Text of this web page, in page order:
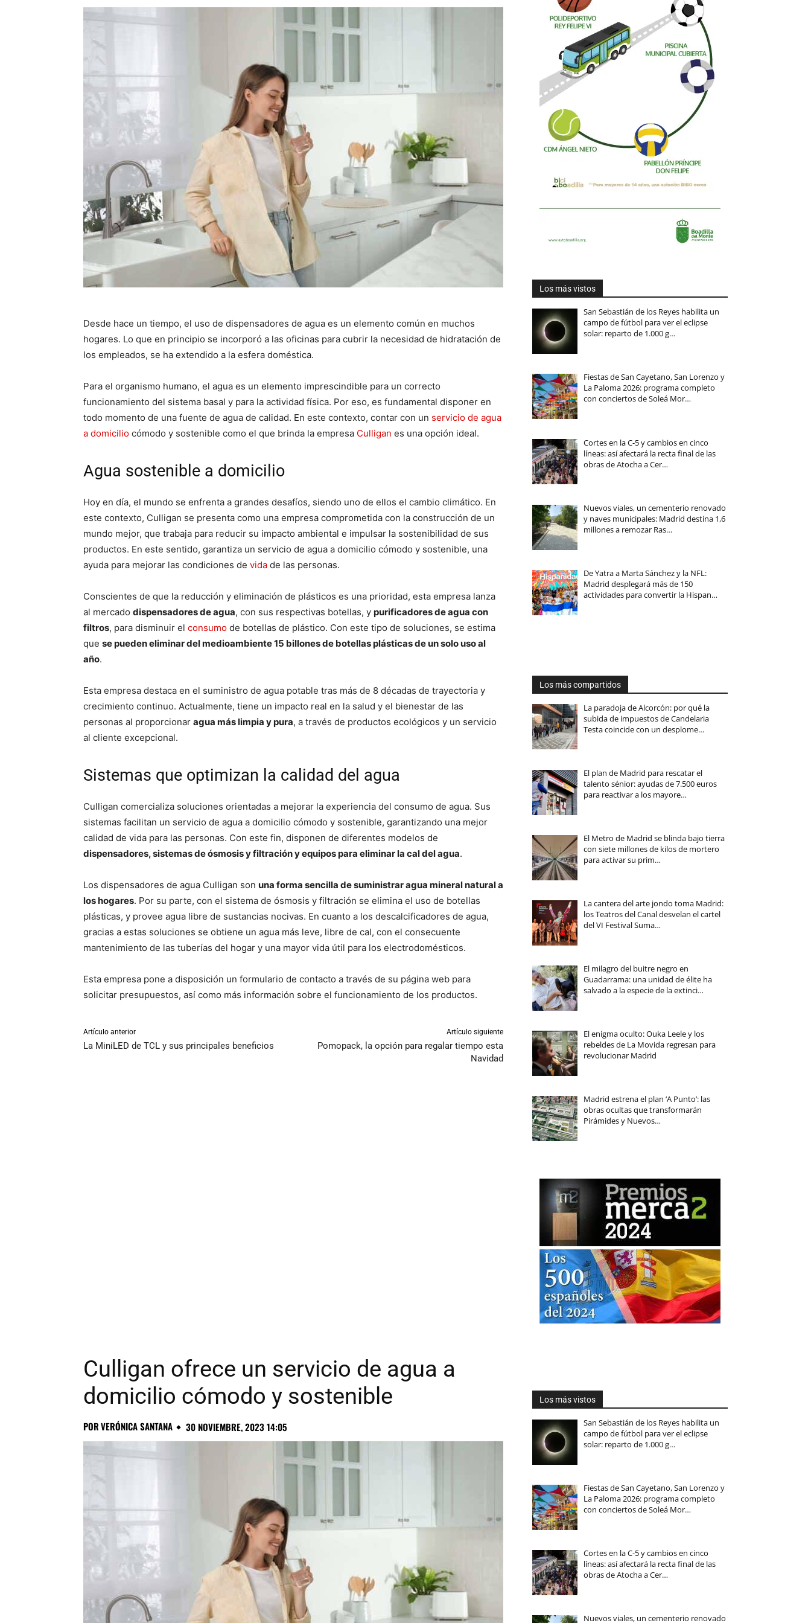
Desde hace un tiempo, el uso de dispensadores de agua es un elemento común en muchos
hogares. Lo que en principio se incorporó a las oficinas para cubrir la necesidad de hidratación de
los empleados, se ha extendido a la esfera doméstica.
Para el organismo humano, el agua es un elemento imprescindible para un correcto
funcionamiento del sistema basal y para la actividad física. Por eso, es fundamental disponer en
todo momento de una fuente de agua de calidad. En este contexto, contar con un servicio de agua
a domicilio cómodo y sostenible como el que brinda la empresa Culligan es una opción ideal.
Agua sostenible a domicilio
Hoy en día, el mundo se enfrenta a grandes desafíos, siendo uno de ellos el cambio climático. En
este contexto, Culligan se presenta como una empresa comprometida con la construcción de un
mundo mejor, que trabaja para reducir su impacto ambiental e impulsar la sostenibilidad de sus
productos. En este sentido, garantiza un servicio de agua a domicilio cómodo y sostenible, una
ayuda para mejorar las condiciones de vida de las personas.
Conscientes de que la reducción y eliminación de plásticos es una prioridad, esta empresa lanza
al mercado dispensadores de agua, con sus respectivas botellas, y purificadores de agua con
filtros, para disminuir el consumo de botellas de plástico. Con este tipo de soluciones, se estima
que se pueden eliminar del medioambiente 15 billones de botellas plásticas de un solo uso al
año.
Esta empresa destaca en el suministro de agua potable tras más de 8 décadas de trayectoria y
crecimiento continuo. Actualmente, tiene un impacto real en la salud y el bienestar de las
personas al proporcionar agua más limpia y pura, a través de productos ecológicos y un servicio
al cliente excepcional.
Sistemas que optimizan la calidad del agua
Culligan comercializa soluciones orientadas a mejorar la experiencia del consumo de agua. Sus
sistemas facilitan un servicio de agua a domicilio cómodo y sostenible, garantizando una mejor
calidad de vida para las personas. Con este fin, disponen de diferentes modelos de
dispensadores, sistemas de ósmosis y filtración y equipos para eliminar la cal del agua.
Los dispensadores de agua Culligan son una forma sencilla de suministrar agua mineral natural a
los hogares. Por su parte, con el sistema de ósmosis y filtración se elimina el uso de botellas
plásticas, y provee agua libre de sustancias nocivas. En cuanto a los descalcificadores de agua,
gracias a estas soluciones se obtiene un agua más leve, libre de cal, con el consecuente
mantenimiento de las tuberías del hogar y una mayor vida útil para los electrodomésticos.
Esta empresa pone a disposición un formulario de contacto a través de su página web para
solicitar presupuestos, así como más información sobre el funcionamiento de los productos.
Artículo anterior
La MiniLED de TCL y sus principales beneficios
Artículo siguiente
Pomopack, la opción para regalar tiempo esta
Navidad
Los más vistos
San Sebastián de los Reyes habilita un
campo de fútbol para ver el eclipse
solar: reparto de 1.000 g…
Fiestas de San Cayetano, San Lorenzo y
La Paloma 2026: programa completo
con conciertos de Soleá Mor…
Cortes en la C-5 y cambios en cinco
líneas: así afectará la recta final de las
obras de Atocha a Cer…
Nuevos viales, un cementerio renovado
y naves municipales: Madrid destina 1,6
millones a remozar Ras…
De Yatra a Marta Sánchez y la NFL:
Madrid desplegará más de 150
actividades para convertir la Hispan…
Los más compartidos
La paradoja de Alcorcón: por qué la
subida de impuestos de Candelaria
Testa coincide con un desplome…
El plan de Madrid para rescatar el
talento sénior: ayudas de 7.500 euros
para reactivar a los mayore…
El Metro de Madrid se blinda bajo tierra
con siete millones de kilos de mortero
para activar su prim…
La cantera del arte jondo toma Madrid:
los Teatros del Canal desvelan el cartel
del VI Festival Suma…
El milagro del buitre negro en
Guadarrama: una unidad de élite ha
salvado a la especie de la extinci…
El enigma oculto: Ouka Leele y los
rebeldes de La Movida regresan para
revolucionar Madrid
Madrid estrena el plan ‘A Punto’: las
obras ocultas que transformarán
Pirámides y Nuevos…
Culligan ofrece un servicio de agua a
domicilio cómodo y sostenible
PORVERÓNICA SANTANA 30 NOVIEMBRE, 2023 14:05
Los más vistos
San Sebastián de los Reyes habilita un
campo de fútbol para ver el eclipse
solar: reparto de 1.000 g…
Fiestas de San Cayetano, San Lorenzo y
La Paloma 2026: programa completo
con conciertos de Soleá Mor…
Cortes en la C-5 y cambios en cinco
líneas: así afectará la recta final de las
obras de Atocha a Cer…
Nuevos viales, un cementerio renovado